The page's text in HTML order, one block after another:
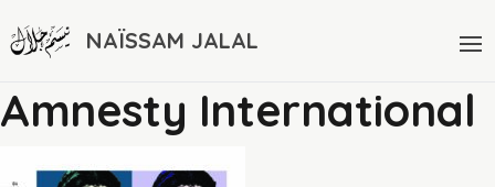
NAÏSSAM JALAL
Amnesty International